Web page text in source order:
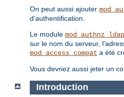
On peut aussi ajouter
d'authentification.
Le module mod_authnz_ldap
sur le nom du serveur,
mod_access_compat a été
Vous devriez aussi jeter un
Introduction